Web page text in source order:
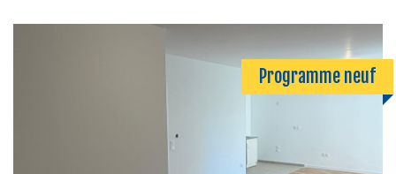
Programme neuf